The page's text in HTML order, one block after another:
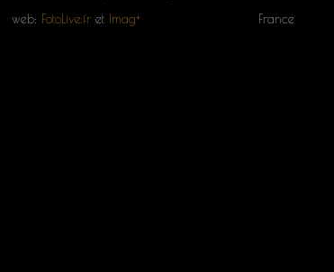
web: FotoLive.fr et Imag+
France